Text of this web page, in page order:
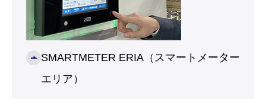
SMARTMETER ERIA（スマートメーター
エリア）